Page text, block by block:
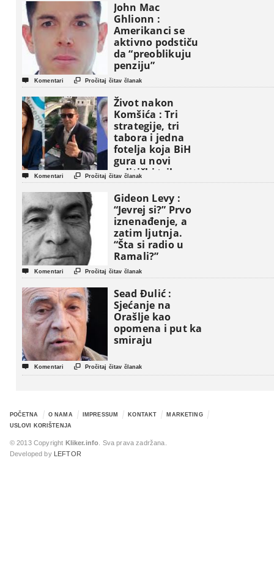
John Mac
Ghlionn :
Amerikanci se
aktivno podstiču
da “preoblikuju
penziju”
 Komentari  Pročitaj čitav članak
Život nakon
Komšića : Tri
strategije, tri
tabora i jedna
fotelja koja BiH
gura u novi
politički triler
 Komentari  Pročitaj čitav članak
Gideon Levy :
“Jevrej si?” Prvo
iznenađenje, a
zatim ljutnja.
“Šta si radio u
Ramali?”
 Komentari  Pročitaj čitav članak
Sead Đulić :
Sjećanje na
Orašlje kao
opomena i put ka
smiraju
 Komentari  Pročitaj čitav članak
POČETNA O NAMA IMPRESSUM KONTAKT
MARKETING
USLOVI KORIŠTENJA
© 2013 Copyright Kliker.info . Sva prava zadržana.
Developed by
LEFTOR